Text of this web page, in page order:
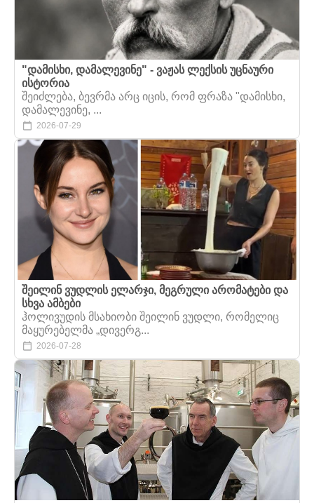
"დამისხი, დამალევინე" - ვაჟას ლექსის უცნაური
ისტორია
შეიძლება, ბევრმა არც იცის, რომ ფრაზა "დამისხი,
დამალევინე, ...
2026-07-29
შეილინ ვუდლის ელარჯი, მეგრული არომატები და
სხვა ამბები
ჰოლივუდის მსახიობი შეილინ ვუდლი, რომელიც
მაყურებელმა „დივერგ...
2026-07-28